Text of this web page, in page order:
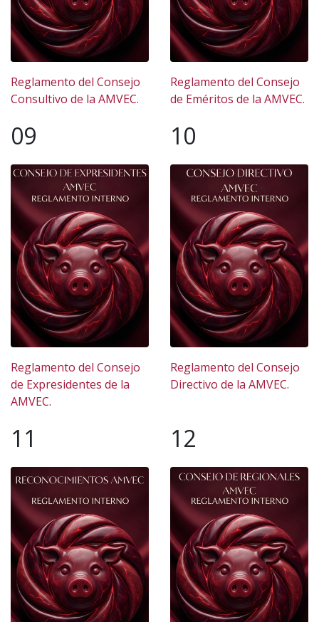
Reglamento del Consejo
Consultivo de la AMVEC.
Reglamento del Consejo
de Eméritos de la AMVEC.
09
Reglamento del Consejo
de Expresidentes de la
AMVEC.
10
Reglamento del Consejo
Directivo de la AMVEC.
11 12